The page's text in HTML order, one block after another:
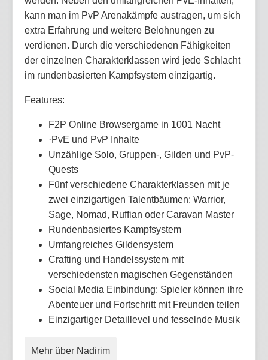
kann man im PvP Arenakämpfe austragen, um sich
extra Erfahrung und weitere Belohnungen zu
verdienen. Durch die verschiedenen Fähigkeiten
der einzelnen Charakterklassen wird jede Schlacht
im rundenbasierten Kampfsystem einzigartig.
Features:
F2P Online Browsergame in 1001 Nacht
·PvE und PvP Inhalte
Unzählige Solo, Gruppen-, Gilden und PvP-
Quests
Fünf verschiedene Charakterklassen mit je
zwei einzigartigen Talentbäumen: Warrior,
Sage, Nomad, Ruffian oder Caravan Master
Rundenbasiertes Kampfsystem
Umfangreiches Gildensystem
Crafting und Handelssystem mit
verschiedensten magischen Gegenständen
Social Media Einbindung: Spieler können ihre
Abenteuer und Fortschritt mit Freunden teilen
Einzigartiger Detaillevel und fesselnde Musik
Mehr über Nadirim